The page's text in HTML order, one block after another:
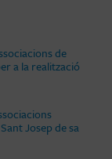
de
a la realització
Josep de sa